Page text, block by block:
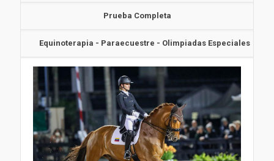
Prueba Completa
Equinoterapia - Paraecuestre - Olimpiadas Especiales